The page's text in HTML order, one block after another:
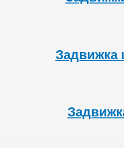
Задвижка